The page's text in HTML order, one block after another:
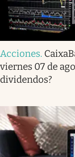
Acciones.
viernes 07 de
dividendos?